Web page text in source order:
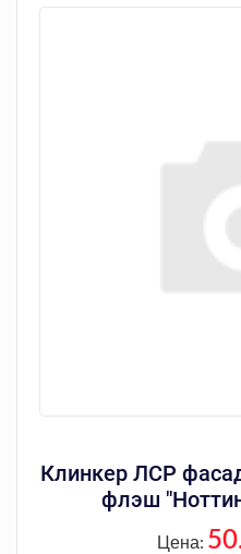
Клинкер ЛСР
флэш
Цена: